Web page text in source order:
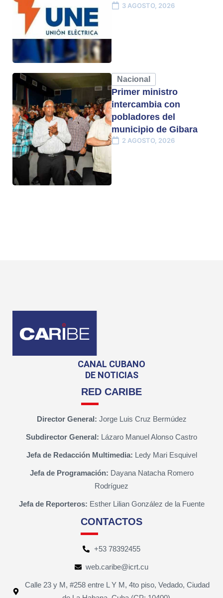
3 AGOSTO, 2026
Nacional
Primer ministro
intercambia con
pobladores del
municipio de Gibara
2 AGOSTO, 2026
CANAL CUBANO
DE NOTICIAS
RED CARIBE
Director General: Jorge Luis Cruz Bermúdez
Subdirector General: Lázaro Manuel Alonso Castro
Jefa de Redacción Multimedia: Ledy Mari Esquivel
Jefa de Programación: Dayana Natacha Romero
Rodríguez
Jefa de Reporteros: Esther Lilian González de la Fuente
CONTACTOS
+53 78392455
web.caribe@icrt.cu
Calle 23 y M, #258 entre L Y M, 4to piso, Vedado, Ciudad